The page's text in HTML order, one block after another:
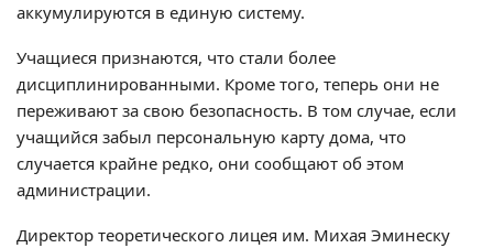
аккумулируются в единую систему.
Учащиеся признаются, что стали более
дисциплинированными. Кроме того, теперь они не
переживают за свою безопасность. В том случае, если
учащийся забыл персональную карту дома, что
случается крайне редко, они сообщают об этом
администрации.
Директор теоретического лицея им. Михая Эминеску